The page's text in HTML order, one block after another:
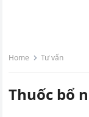
Home Tư vấn
Thuốc bổ